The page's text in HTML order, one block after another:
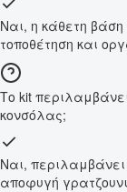
Ναι, η κάθετη βάση
τοποθέτηση και
Το kit
κονσόλας;
Ναι, περιλαμβάνει
αποφυγή